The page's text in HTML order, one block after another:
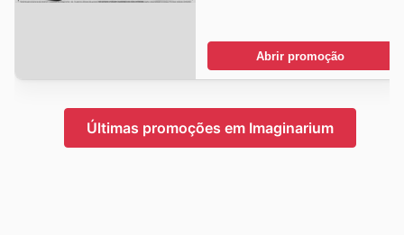
Abrir promoção
Últimas promoções em Imaginarium